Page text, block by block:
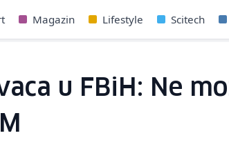
Magazin Lifestyle Scitech
u FBiH: Ne